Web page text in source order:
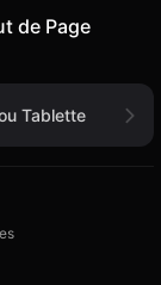
de Page
Tablette